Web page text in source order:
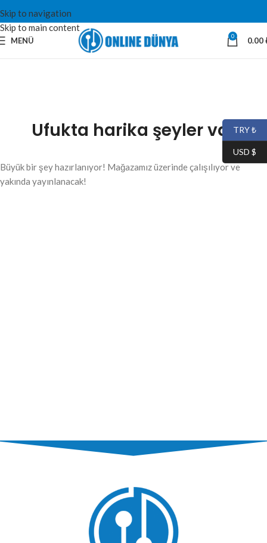
Skip to navigation
Skip to main content
MENÜ 0 0.00
Ufukta harika şeyler var
Büyük bir şey hazırlanıyor! Mağazamız üzerinde çalışılıyor ve
yakında yayınlanacak!
TRY ₺
USD $